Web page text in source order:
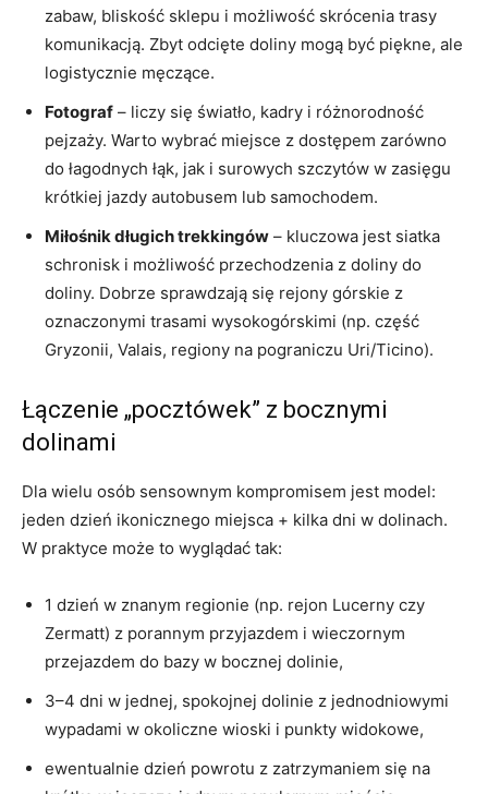
zabaw, bliskość sklepu i możliwość skrócenia trasy
komunikacją. Zbyt odcięte doliny mogą być piękne, ale
logistycznie męczące.
Fotograf – liczy się światło, kadry i różnorodność
pejzaży. Warto wybrać miejsce z dostępem zarówno
do łagodnych łąk, jak i surowych szczytów w zasięgu
krótkiej jazdy autobusem lub samochodem.
Miłośnik długich trekkingów – kluczowa jest siatka
schronisk i możliwość przechodzenia z doliny do
doliny. Dobrze sprawdzają się rejony górskie z
oznaczonymi trasami wysokogórskimi (np. część
Gryzonii, Valais, regiony na pograniczu Uri/Ticino).
Łączenie „pocztówek” z bocznymi
dolinami
Dla wielu osób sensownym kompromisem jest model:
jeden dzień ikonicznego miejsca + kilka dni w dolinach.
W praktyce może to wyglądać tak:
1 dzień w znanym regionie (np. rejon Lucerny czy
Zermatt) z porannym przyjazdem i wieczornym
przejazdem do bazy w bocznej dolinie,
3–4 dni w jednej, spokojnej dolinie z jednodniowymi
wypadami w okoliczne wioski i punkty widokowe,
ewentualnie dzień powrotu z zatrzymaniem się na